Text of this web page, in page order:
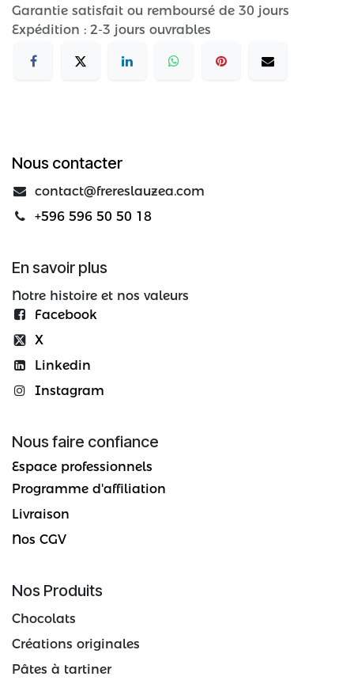
Garantie satisfait ou remboursé de 30 jours
Expédition : 2-3 jours ouvrables
Nous contacter
contact@frereslauzea.com
+596 596 50 50 18
En savoir plus
Notre histoire et nos valeurs
Facebook
X
Linkedin
Instagram
Nous faire confiance
Espace professionnels
Programme d'affiliation
Livraison
Nos CGV
Nos Produits
Chocolats
Créations originales
Pâtes à tartiner